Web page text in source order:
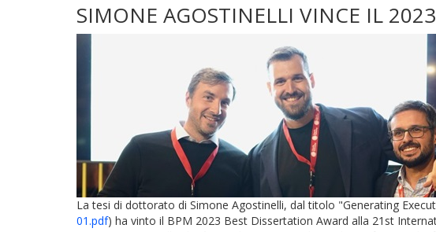
SIMONE AGOSTINELLI VINCE IL
La tesi di dottorato di Simone Agostinelli, dal titolo "Generating
01.pdf) ha vinto il BPM 2023 Best Dissertation Award alla 21st